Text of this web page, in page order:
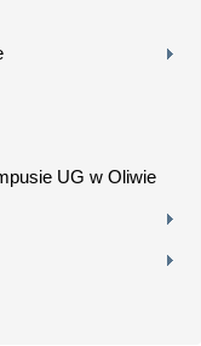
UG w Oliwie